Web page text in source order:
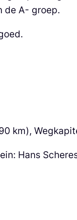
de A- groep.
km),
Hans